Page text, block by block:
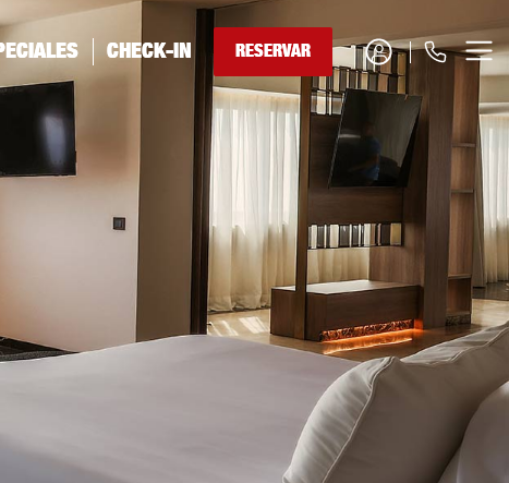
RESERVAR
RESERVAR HABITACIÓN
0034 971 92 81 93
RESERVAR RESTAURANTE
+34 626 38 43 78
CHECK-IN ×